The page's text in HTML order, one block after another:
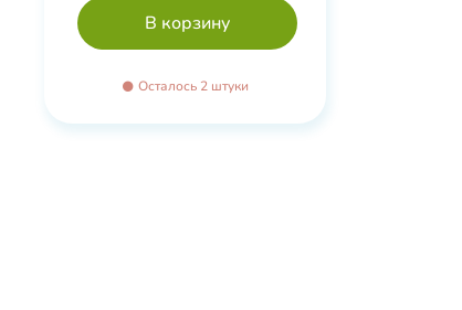
Осталось 2 штуки